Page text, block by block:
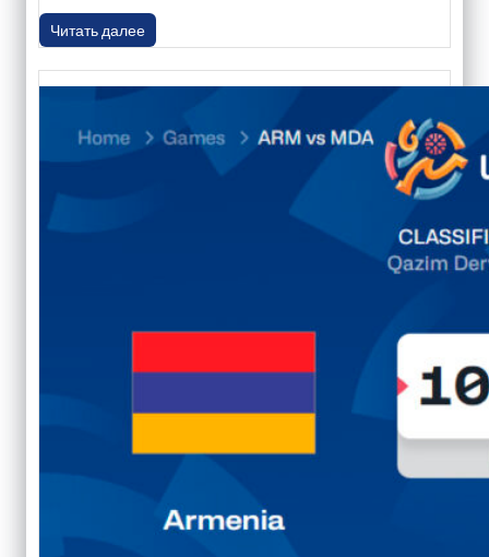
Читать далее